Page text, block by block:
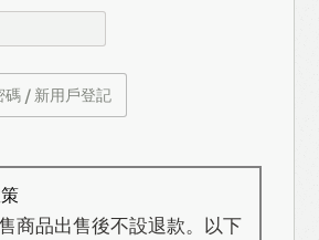
碼 / 新用戶登記
商品出售後不設退款。以下